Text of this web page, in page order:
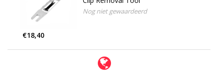
Nog niet gewaardeerd
€18,40